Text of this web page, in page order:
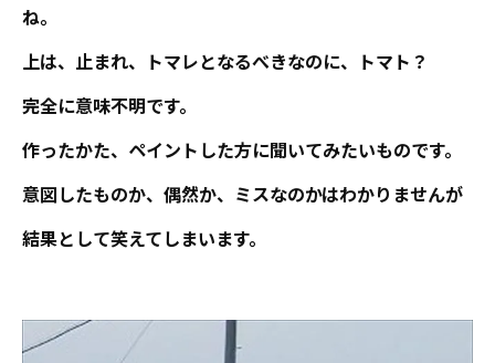
ね。
上は、止まれ、トマレとなるべきなのに、トマト？
完全に意味不明です。
作ったかた、ペイントした方に聞いてみたいものです。
意図したものか、偶然か、ミスなのかはわかりませんが
結果として笑えてしまいます。